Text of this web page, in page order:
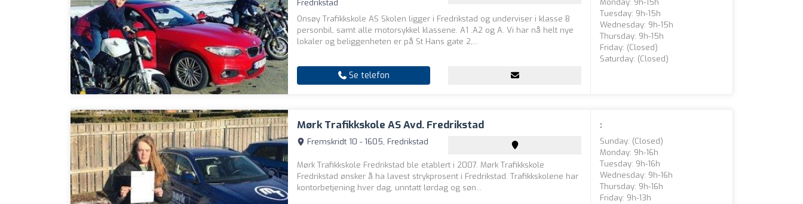
Fredrikstad
Onsøy Trafikkskole AS Skolen ligger i Fredrikstad og underviser i klasse B
personbil, samt alle motorsykkel klassene. A1 .A2 og A. Vi har nå helt nye
lokaler og beliggenheten er på St Hans gate 2,...
Se telefon
Monday: 9h-15h
Tuesday: 9h-15h
Wednesday: 9h-15h
Thursday: 9h-15h
Friday: (closed)
Saturday: (closed)
Mørk Trafikkskole AS Avd. Fredrikstad
Fremskridt 10 - 1605, Fredrikstad
Mørk Trafikkskole Fredrikstad ble etablert i 2007. Mørk Trafikkskole
Fredrikstad ønsker å ha lavest strykprosent i Fredrikstad. Trafikkskolene har
kontorbetjening hver dag, unntatt lørdag og søn...
:
Sunday: (closed)
Monday: 9h-16h
Tuesday: 9h-16h
Wednesday: 9h-16h
Thursday: 9h-16h
Friday: 9h-13h